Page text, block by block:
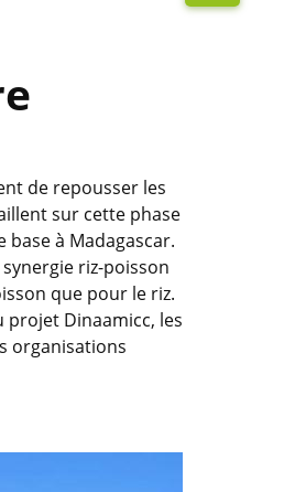
de repousser les
sur cette phase
à Madagascar.
riz-poisson
que pour le riz.
projet Dinaamicc, les
organisations